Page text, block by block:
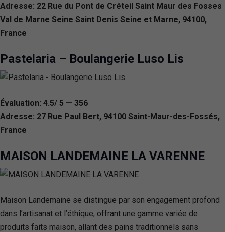
Adresse: 22 Rue du Pont de Créteil Saint Maur des Fosses
Val de Marne Seine Saint Denis Seine et Marne, 94100,
France
Pastelaria – Boulangerie Luso Lis
Évaluation: 4.5/ 5 — 356
Adresse: 27 Rue Paul Bert, 94100 Saint-Maur-des-Fossés,
France
MAISON LANDEMAINE LA VARENNE
Maison Landemaine se distingue par son engagement profond
dans l’artisanat et l’éthique, offrant une gamme variée de
produits faits maison, allant des pains traditionnels sans